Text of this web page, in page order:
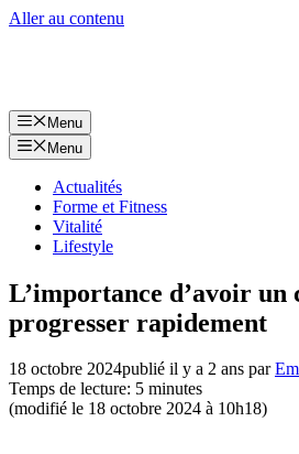
Aller au contenu
Menu
Menu
Actualités
Forme et Fitness
Vitalité
Lifestyle
L’importance d’avoir un
progresser rapidement
18 octobre 2024publié il y a 2 ans par
Temps de lecture: 5 minutes
(modifié le 18 octobre 2024 à 10h18)